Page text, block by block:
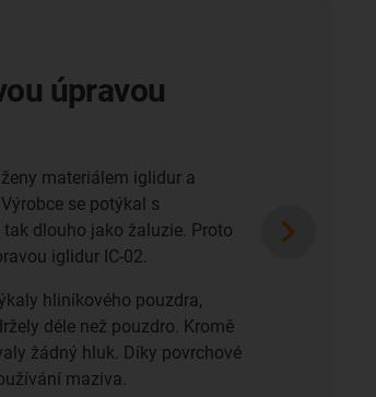
tyč s
iglidur IC-02
opotřebení dvou
sází na opotřebitelné
polymery iglidur IC-02.
v praxi s pískem, vodou a
ukazují, že okolní
a kovové součásti se